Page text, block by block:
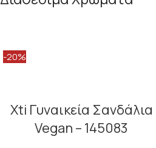
-20%
Xti Γυναικεία Σανδάλια
Vegan – 145083